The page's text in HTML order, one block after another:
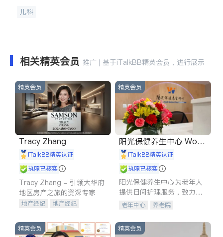
儿科
相关精英会员 推广 | 基于iTalkBB精英会员，进行展示
精英会员
Tracy Zhang
iTalkBB精英认证
执照已核实
Tracy Zhang - 引领大华府
地区房产之旅的资深专家
地产经纪
地产经纪
商铺租售
开发商建商
精英会员
阳光保健养生中心 World
shine
iTalkBB精英认证
执照已核实
阳光保健养生中心为老年人
提供日间护理服务，致力于
通过持续的护理创新来有效
老年中心 养老院
精英会员 精英会员